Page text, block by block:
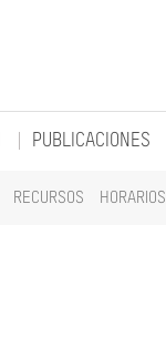
RECURSOS HORARIOS
PUBLICACIONES